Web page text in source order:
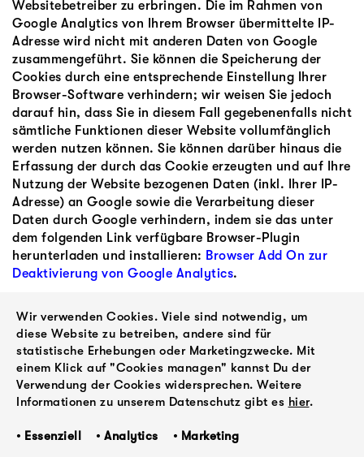
Websitebetreiber zu erbringen. Die im Rahmen von
Google Analytics von Ihrem Browser übermittelte IP-
Adresse wird nicht mit anderen Daten von Google
zusammengeführt. Sie können die Speicherung der
Cookies durch eine entsprechende Einstellung Ihrer
Browser-Software verhindern; wir weisen Sie jedoch
darauf hin, dass Sie in diesem Fall gegebenenfalls nicht
sämtliche Funktionen dieser Website vollumfänglich
werden nutzen können. Sie können darüber hinaus die
Erfassung der durch das Cookie erzeugten und auf Ihre
Nutzung der Website bezogenen Daten (inkl. Ihrer IP-
Adresse) an Google sowie die Verarbeitung dieser
Daten durch Google verhindern, indem sie das unter
dem folgenden Link verfügbare Browser-Plugin
herunterladen und installieren: Browser Add On zur
Deaktivierung von Google Analytics.
5. Rechtswirksamkeit dieses Haftungsausschlusses
Dieser Haftungsausschluss ist als Teil des
Internetangebotes zu betrachten, von dem aus auf
diese Seite verwiesen wurde. Sofern Teile oder einzelne
Formulierungen dieses Textes der geltenden Rechtslage
nicht, nicht mehr oder nicht vollständig entsprechen
ihrem Inhalt und ihrer Gültigkeit davon unberührt.
Wir verwenden Cookies. Viele sind notwendig, um
diese Website zu betreiben, andere sind für
statistische Erhebungen oder Marketingzwecke. Mit
einem Klick auf "Cookies managen" kannst Du der
Verwendung der Cookies widersprechen. Weitere
Informationen zu unserem Datenschutz gibt es hier.
• Essenziell • Analytics • Marketing